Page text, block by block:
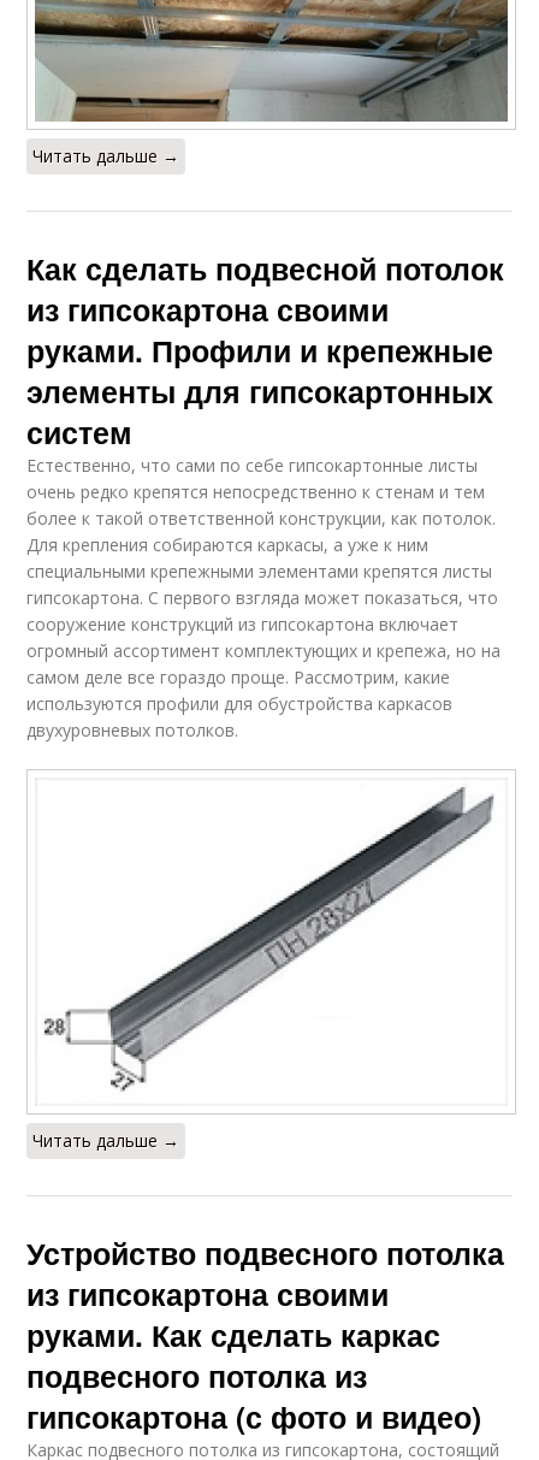
Читать дальше →
Как сделать подвесной потолок
из гипсокартона своими
руками. Профили и крепежные
элементы для гипсокартонных
систем
Естественно, что сами по себе гипсокартонные листы
очень редко крепятся непосредственно к стенам и тем
более к такой ответственной конструкции, как потолок.
Для крепления собираются каркасы, а уже к ним
специальными крепежными элементами крепятся листы
гипсокартона. С первого взгляда может показаться, что
сооружение конструкций из гипсокартона включает
огромный ассортимент комплектующих и крепежа, но на
самом деле все гораздо проще. Рассмотрим, какие
используются профили для обустройства каркасов
двухуровневых потолков.
Читать дальше →
Устройство подвесного потолка
из гипсокартона своими
руками. Как сделать каркас
подвесного потолка из
гипсокартона (с фото и видео)
Каркас подвесного потолка из гипсокартона, состоящий